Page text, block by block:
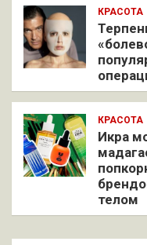
КРАСОТА
КРАСОТА
Икра
телом